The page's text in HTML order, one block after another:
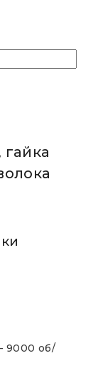
9000 об/